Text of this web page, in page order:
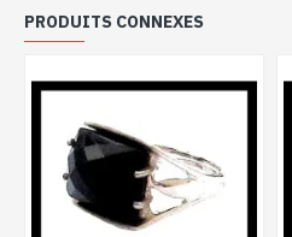
PRODUITS CONNEXES